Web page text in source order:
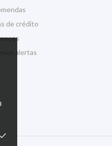
done
de crédito
alertas